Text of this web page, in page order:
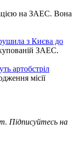
на ЗАЕС. Вона
з Києва до
ЗАЕС.
артобстріл
місії
Підписуйтесь на